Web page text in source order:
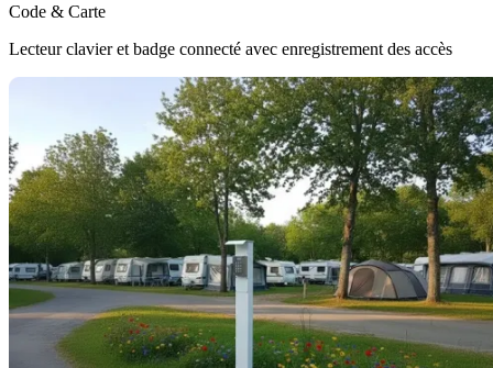
Code & Carte
Lecteur clavier et badge connecté avec enregistrement des accès